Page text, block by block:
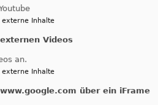
mit dem das Jahresmotto
gestalterisch
Das ausgewählte Motiv
Jahres als zentrales
als Plakat als auch auf
externe Inhalte
Videos
an.
externe Inhalte
über ein iFrame